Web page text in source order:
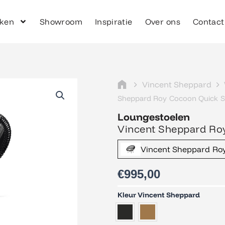
Showroom Inspiratie Over ons Contact
Vincent Sheppard
Sheppard Roy Cocoon Quick
Loungestoelen
Vincent Sheppard
Vincent Sheppard
€995,00
Kleur Vincent Sheppard
Vincent
Sheppard